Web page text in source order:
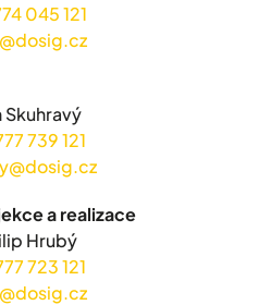
045 121
Skuhravý
739 121
a realizace
Hrubý
723 121